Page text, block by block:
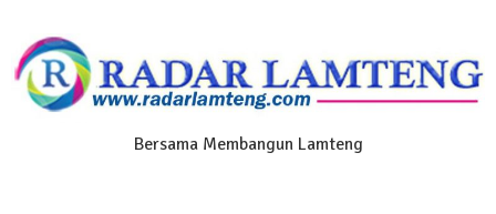
content
Bersama Membangun Lamteng